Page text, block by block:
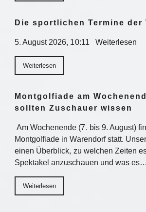
Die sportlichen Termine der
5. August 2026, 10:11 Weiterlesen
Weiterlesen
Montgolfiade am
sollten Zuschauer wissen
Am Wochenende (7. bis 9. August)
Montgolfiade in Warendorf statt.
einen Überblick, zu welchen Zeiten
Spektakel anzuschauen und was es…
Weiterlesen